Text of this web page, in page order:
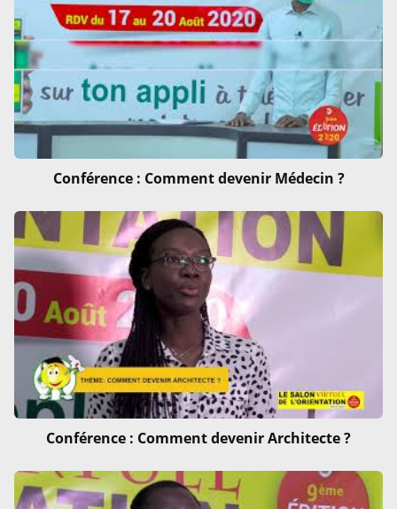
Conférence : Comment devenir Médecin ?
Conférence : Comment devenir Architecte ?